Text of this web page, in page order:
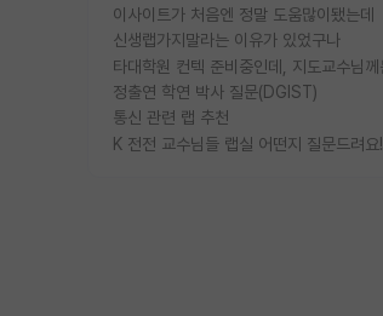
이사이트가 처음엔 정말 도움많이됐는데
신생랩가지말라는 이유가 있었구나
정출연 학연 박사 질문(DGIST)
통신 관련 랩 추천
K 전전 교수님들 랩실 어떤지 질문드려요!